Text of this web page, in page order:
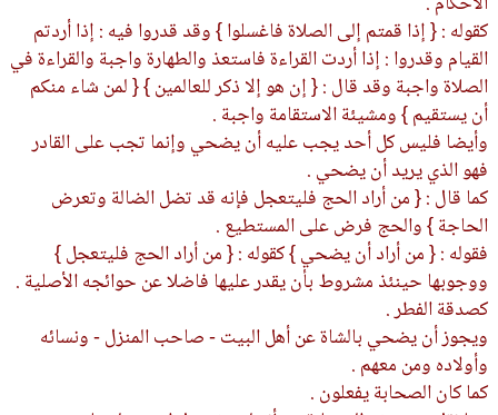
كقوله : { إذا قمتم إلى الصلاة فاغسلوا } وقد قدروا فيه : إذا أردتم
القيام وقدروا : إذا أردت القراءة فاستعذ والطهارة واجبة والقراءة في
الصلاة واجبة وقد قال : { إن هو إلا ذكر للعالمين } { لمن شاء منكم
أن يستقيم } ومشيئة الاستقامة واجبة .
وأيضا فليس كل أحد يجب عليه أن يضحي وإنما تجب على القادر
فهو الذي يريد أن يضحي .
كما قال : { من أراد الحج فليتعجل فإنه قد تضل الضالة وتعرض
الحاجة } والحج فرض على المستطيع .
فقوله : { من أراد أن يضحي } كقوله : { من أراد الحج فليتعجل }
ووجوبها حينئذ مشروط بأن يقدر عليها فاضلا عن حوائجه الأصلية .
كصدقة الفطر .
ويجوز أن يضحي بالشاة عن أهل البيت - صاحب المنزل - ونسائه
وأولاده ومن معهم .
كما كان الصحابة يفعلون .